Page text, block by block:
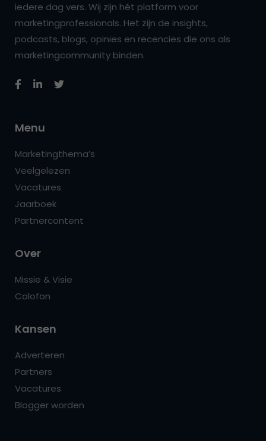
iedere dag vers. Wij zijn hét platform voor
marketingprofessionals. Het zijn de insights,
podcasts, blogs, opinies en recencies die ons als
marketingcommunity binden.
Menu
Marketingthema’s
Veelgelezen
Vacatures
Jaarboek
Partnercontent
Over
Missie & Visie
Colofon
Kansen
Adverteren
Partners
Vacatures
Blogger worden